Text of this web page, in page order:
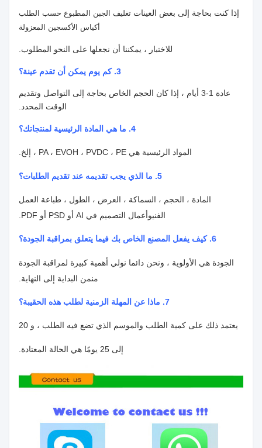
إذا كنت بحاجة إلى بعض العينات تغليف الجبن المطبوع حسب الطلب
أكياس الأكسجين المعزولة
للاختبار ، يمكننا أن نجعلها على النحو المطلوب.
3. كم يوم يمكن أن تقدم عينة؟
عادة 1-3 أيام ، إذا كان الحجم الخاص بحاجة إلى التواصل وتقديم
الوقت المحدد.
4. ما هي المادة الرئيسية لمنتجاتك؟
المواد الرئيسية هي PA ، EVOH ، PVDC ، PE ، إلخ.
5. ما الذي يجب تقديمه عند تقديم الطلبات؟
المادة ، الحجم ، السماكة ، العرض ، الطول ، طباعة العمل
الفنيوأعمال التصميم في AI أو PSD أو PDF.
6. كيف يفعل المصنع الخاص بك فيما يتعلق بمراقبة الجودة؟
الجودة هي الأولوية ، ونحن دائما نولي أهمية كبيرة لمراقبة الجودة
منمن البداية إلى النهاية.
7. ماذا عن المهلة الزمنية لطلب هذه الحقيبة؟
يعتمد ذلك على كمية الطلب والموسم الذي تضع فيه الطلب ، و 20
إلى 25 يومًا هي الحالة المعتادة.